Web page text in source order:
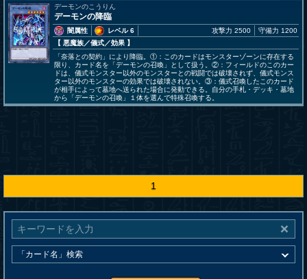
デーモンのこうりん
デーモンの降臨
闇属性
レベル 6
【 悪魔族／儀式／効果 】
攻撃力 2500 守備力 1200
「奈落との契約」により降臨。①：このカードはモンスターゾーンに存在する
限り、カード名を「デーモンの召喚」として扱う。②：フィールドのこのカー
ドは、儀式モンスター以外のモンスターとの戦闘では破壊されず、儀式モンス
ター以外のモンスターの効果では破壊されない。③：儀式召喚したこのカード
が相手によって墓地へ送られた場合に発動できる。自分の手札・デッキ・墓地
から「デーモンの召喚」１体を選んで特殊召喚する。
1